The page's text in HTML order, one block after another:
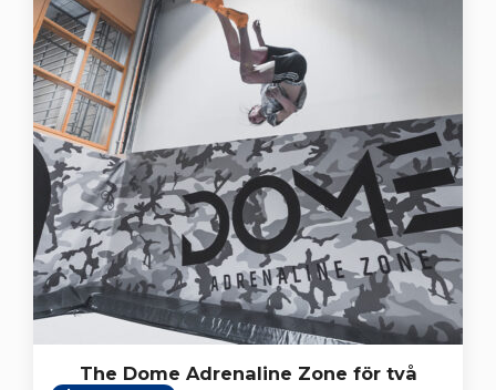
The Dome Adrenaline Zone för två